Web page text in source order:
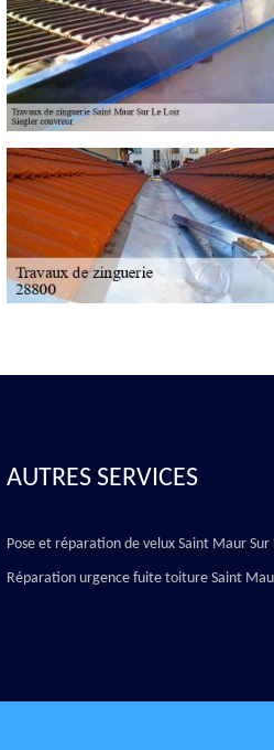
AUTRES SERVICES
Pose et réparation de velux Saint Maur Sur
Réparation urgence fuite toiture Saint